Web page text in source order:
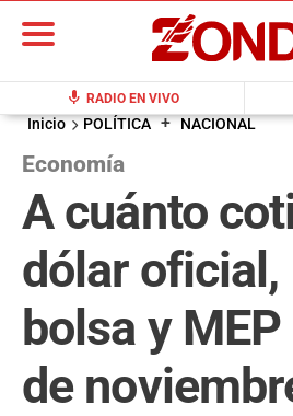
mic RADIO EN VIVO
Inicio POLÍTICA + NACIONAL
Economía
A cuánto
dólar oficial,
bolsa y
de